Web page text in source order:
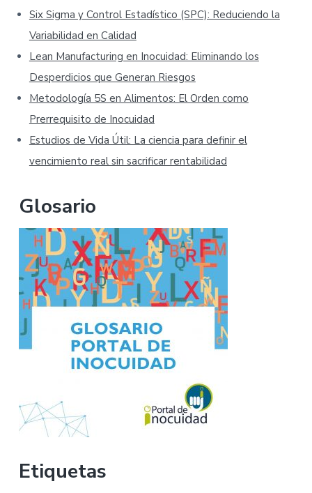
Six Sigma y Control Estadístico (SPC): Reduciendo la
Variabilidad en Calidad
Lean Manufacturing en Inocuidad: Eliminando los
Desperdicios que Generan Riesgos
Metodología 5S en Alimentos: El Orden como
Prerrequisito de Inocuidad
Estudios de Vida Útil: La ciencia para definir el
vencimiento real sin sacrificar rentabilidad
Glosario
Etiquetas